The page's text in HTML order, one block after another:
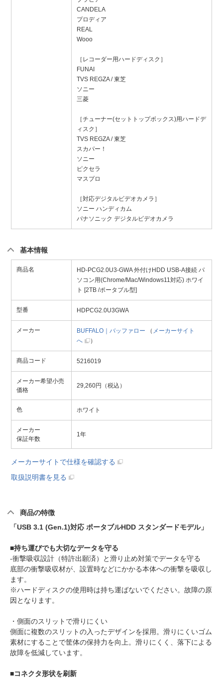
CANDELA
プロディア
REAL
Wooo
［レコーダー用ハードディスク］
FUNAI
TVS REGZA / 東芝
ソニー
三菱
［チューナー(セットトップボックス)用ハードデ
ィスク］
TVS REGZA / 東芝
スカパー！
ソニー
ピクセラ
マスプロ
［対応デジタルビデオカメラ］
ソニー ハンディカム
パナソニック デジタルビデオカメラ
基本情報
商品名
HD-PCG2.0U3-GWA 外付けHDD USB-A接続 パ
ソコン用(Chrome/Mac/Windows11対応) ホワイ
ト [2TB /ポータブル型]
型番 HDPCG2.0U3GWA
メーカー BUFFALO｜バッファロー （ メーカーサイト
へ
）
商品コード 5216019
メーカー希望小売
価格
29,260円（税込）
色 ホワイト
メーカー
保証年数
1年
メーカーサイトで仕様を確認する
取扱説明書を見る
商品の特徴
「USB 3.1 (Gen.1)対応 ポータブルHDD スタンダードモデル」
■持ち運びでも大切なデータを守る
-衝撃吸収設計（特許出願済）と滑り止め対策でデータを守る
底部の衝撃吸収材が、設置時などにかかる本体への衝撃を吸収し
ます。
※ハードディスクの使用時は持ち運ばないでください。故障の原
因となります。
・側面のスリットで滑りにくい
側面に複数のスリットの入ったデザインを採用。滑りにくいゴム
素材にすることで筐体の保持力を向上。滑りにくく、落下による
故障を低減しています。
■コネクタ形状を刷新